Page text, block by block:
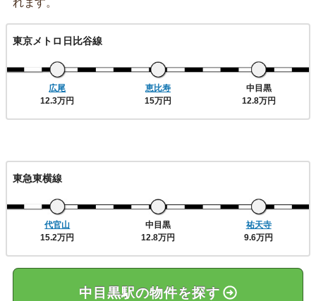
れます。
東京メトロ日比谷線
広尾
12.3万円
恵比寿
15万円
中目黒
12.8万円
東急東横線
代官山
15.2万円
中目黒
12.8万円
祐天寺
9.6万円
中目黒駅の物件を探す